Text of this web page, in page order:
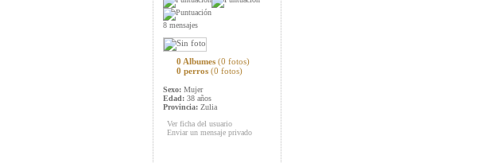
8 mensajes
0 Albumes (0 fotos)
0 perros (0 fotos)
Sexo: Mujer
Edad: 38 años
Provincia: Zulia
Ver ficha del usuario
Enviar un mensaje privado